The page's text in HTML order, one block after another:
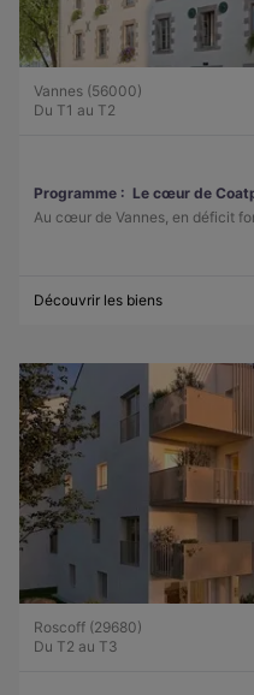
Vannes (56000)
Du T1 au T2
Programme : Le cœur de
Au cœur de Vannes, en déficit
Découvrir les biens
Roscoff (29680)
Du T2 au T3